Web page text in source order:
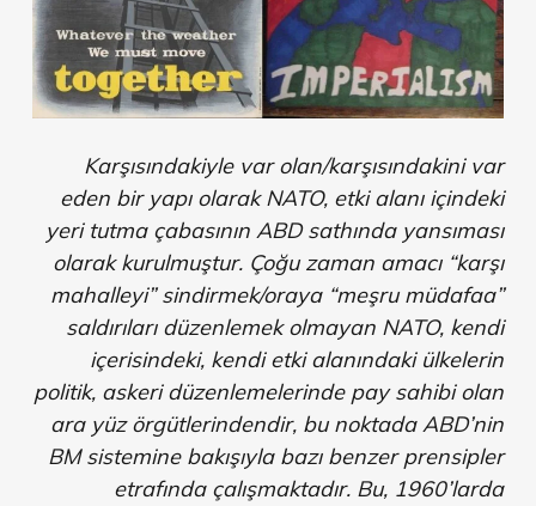
Karşısındakiyle var olan/karşısındakini var
eden bir yapı olarak NATO, etki alanı içindeki
yeri tutma çabasının ABD sathında yansıması
olarak kurulmuştur. Çoğu zaman amacı “karşı
mahalleyi” sindirmek/oraya “meşru müdafaa”
saldırıları düzenlemek olmayan NATO, kendi
içerisindeki, kendi etki alanındaki ülkelerin
politik, askeri düzenlemelerinde pay sahibi olan
ara yüz örgütlerindendir, bu noktada ABD’nin
BM sistemine bakışıyla bazı benzer prensipler
etrafında çalışmaktadır. Bu, 1960’larda